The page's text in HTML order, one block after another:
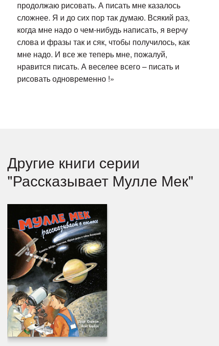
продолжаю рисовать. А писать мне казалось
сложнее. Я и до сих пор так думаю. Всякий раз,
когда мне надо о чем-нибудь написать, я верчу
слова и фразы так и сяк, чтобы получилось, как
мне надо. И все же теперь мне, пожалуй,
нравится писать. А веселее всего – писать и
рисовать одновременно !»
Другие книги серии
"Рассказывает Мулле Мек"